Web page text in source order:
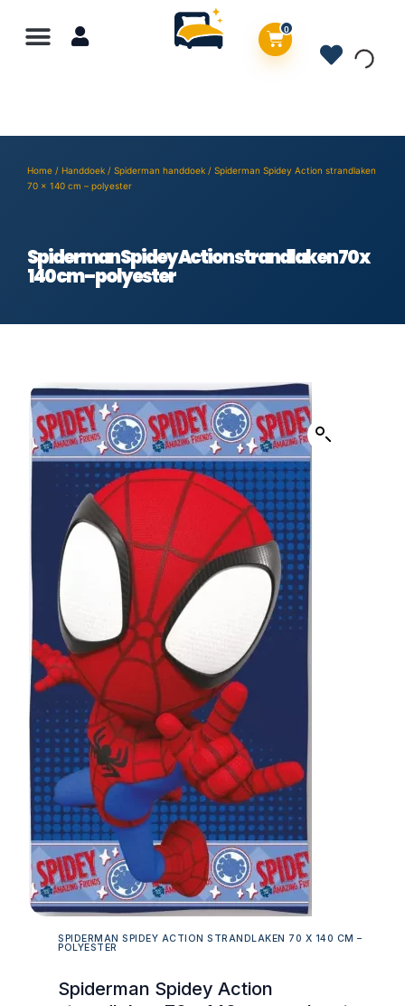
0
Home / Handdoek / Spiderman handdoek / Spiderman Spidey Action strandlaken
70 x 140 cm – polyester
Spiderman Spidey Action strandlaken 70 x
140 cm – polyester
SPIDERMAN SPIDEY ACTION STRANDLAKEN 70 X 140 CM –
POLYESTER
Spiderman Spidey Action